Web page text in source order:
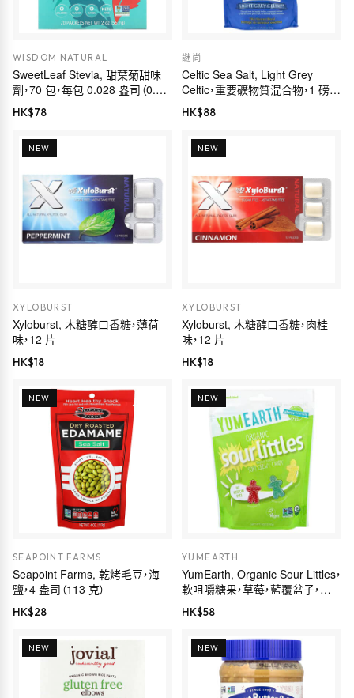
WISDOM NATURAL
SweetLeaf Stevia, 甜葉菊甜味
劑，70 包，每包 0.028 盎司（0.8
HK$78
謎尚
Celtic Sea Salt, Light Grey
Celtic，重要礦物質混合物，1 磅
（454 克）
HK$88
NEW
XYLOBURST
Xyloburst, 木糖醇口香糖，薄荷
味，12 片
HK$18
NEW
XYLOBURST
Xyloburst, 木糖醇口香糖，肉桂
味，12 片
HK$18
NEW
SEAPOINT FARMS
Seapoint Farms, 乾烤毛豆，海
鹽，4 盎司（113 克）
HK$28
NEW
YUMEARTH
YumEarth, Organic Sour Littles，
軟咀嚼糖果，草莓，藍覆盆子，檸
檬，5 盎司（142 克）
HK$58
NEW NEW